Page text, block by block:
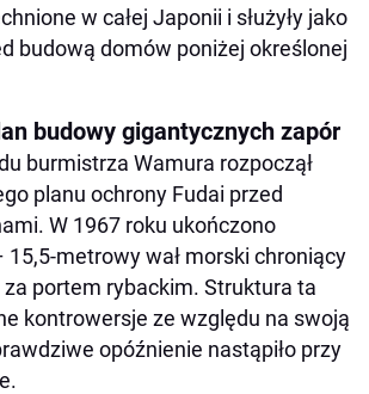
w całej Japonii i służyły jako
budową domów poniżej określonej
budowy gigantycznych zapór
burmistrza Wamura rozpoczął
planu ochrony Fudai przed
W 1967 roku ukończono
15,5-metrowy wał morski chroniący
za portem rybackim. Struktura ta
kontrowersje ze względu na swoją
opóźnienie nastąpiło przy